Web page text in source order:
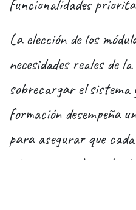
funcionalidades
La elección de los
necesidades reales de
sobrecargar el sistema
formación desempeña
para asegurar que
cómo aprovechar al